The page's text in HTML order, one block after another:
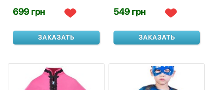
699 грн
ЗАКАЗАТЬ
549 грн
ЗАКАЗАТЬ